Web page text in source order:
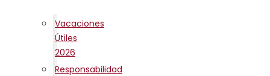
Vacaciones
Útiles
2026
Responsabilidad